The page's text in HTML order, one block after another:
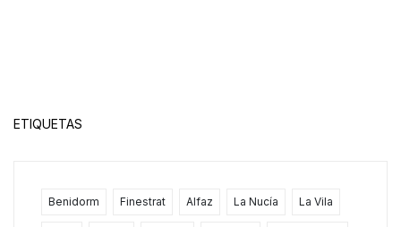
ETIQUETAS
Benidorm Finestrat Alfaz La Nucía La Vila